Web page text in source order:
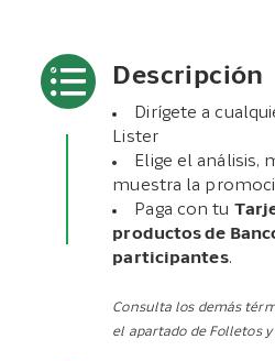
Descripción
Dirígete a
Lister
Elige el análisis,
muestra la
Paga con tu
productos de
participantes.
Consulta los demás
el apartado de Folletos y